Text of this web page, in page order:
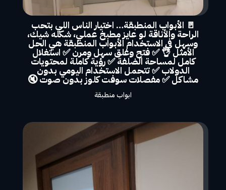
🚪 الأبواب المنطبقة… اختيار الناس اللي بتحب
الراحة والأناقة لو عايز مطبخ عملي، شكله شيك،
وسهل في الاستخدام الأبواب المنطبقة هي الحل
الأمثل 👌 ✅ فتح وغلق سهل ومرن ✅ استغلال
كامل لمساحة الضلفة ✅ رؤية كاملة لمحتويات
الدولاب ✅ تتحمل الاستخدام اليومي بدون
مشاكل ✅ مفصلات سوفت كلوز بدون صوت 🔇
ابواب منطبقة